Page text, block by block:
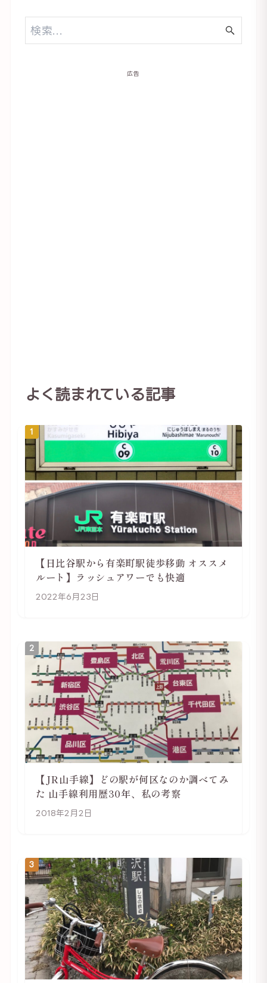
広告
よく読まれている記事
1
【日比谷駅から有楽町駅徒歩移動 オススメ
ルート】ラッシュアワーでも快適
2022年6月23日
2
【JR山手線】どの駅が何区なのか調べてみ
た 山手線利用歴30年、私の考察
2018年2月2日
3